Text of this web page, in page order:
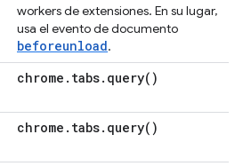
workers de extensiones. En su lugar,
usa el evento de documento
beforeunload.
chrome . tabs. query( )
chrome . tabs. query( )